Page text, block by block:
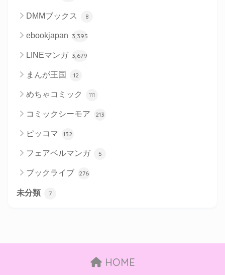
DMMブックス 8
ebookjapan 3,395
LINEマンガ 3,679
まんが王国 12
めちゃコミック 111
コミックシーモア 213
ピッコマ 132
フェアベルマンガ 5
ブックライブ 276
未分類 7
HOME